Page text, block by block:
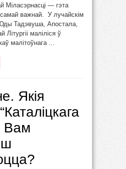
Міласэрнасці — гэта
самай важнай. У лучайскім
Тадэвуша, Апостала,
Літургіі маліліся ў
малітоўнага ...
Якія
Вам